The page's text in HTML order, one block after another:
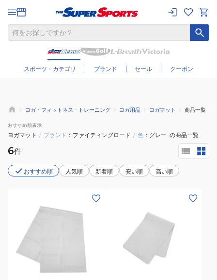
スポーツ・カテゴリ ブランド セール クーポン
さらに絞り込む
ヨガ・フィットネス・トレーニング ヨガ用品 ヨガマット 商品一覧
おすすめ順表示
ヨガマット / ブランド ファイティングロード / 色 グレー の商品一覧
6件
おすすめ順 人気順 新着順 安い順 高い順